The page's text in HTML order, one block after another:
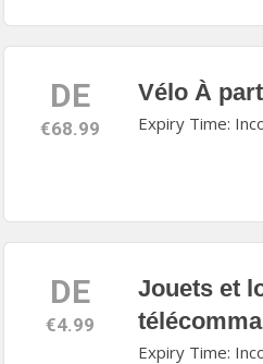
DE
€68.99
Vélo À
Expiry Time:
DE
€4.99
Jouets et
Expiry Time: